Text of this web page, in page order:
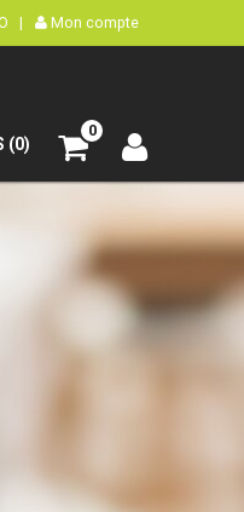
| Mon compte
(0)
0